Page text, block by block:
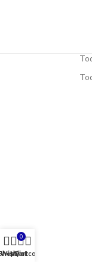
Wishlist
0
Cart
My account